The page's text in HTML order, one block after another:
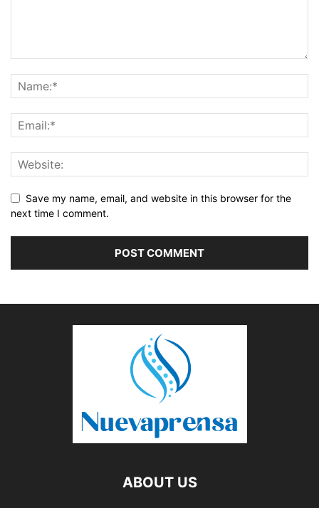
Save my name, email, and website in this browser for the
next time I comment.
ABOUT US